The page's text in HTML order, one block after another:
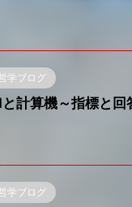
学ブログ
計算機～指標と回
学ブログ